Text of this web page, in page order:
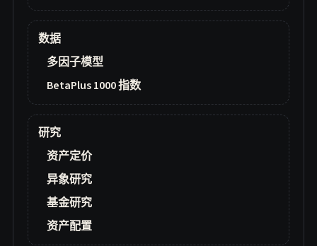
数据
多因子模型
BetaPlus 1000 指数
研究
资产定价
异象研究
基金研究
资产配置